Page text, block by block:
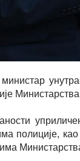
полиције,